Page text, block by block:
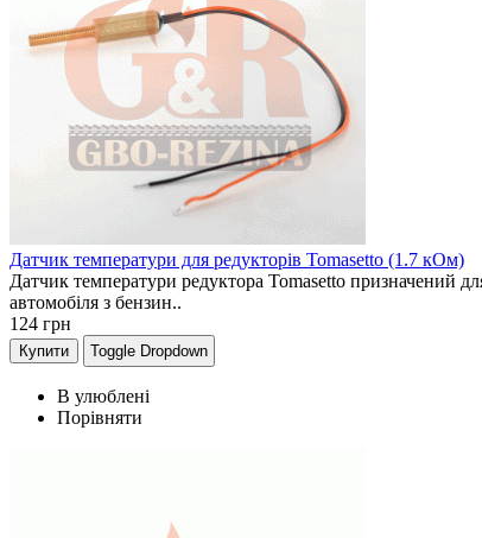
Датчик температури для редукторів Tomasetto (1.7 кОм)
Датчик температури редуктора Tomasetto призначений
автомобіля з бензин..
124 грн
Купити Toggle Dropdown
В улюблені
Порівняти